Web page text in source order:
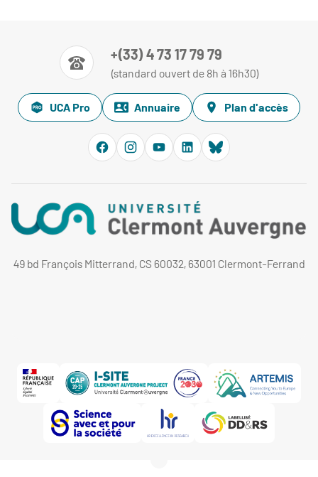
+(33) 4 73 17 79 79
(standard ouvert de 8h à 16h30)
UCA Pro Annuaire Plan d'accès
49 bd François Mitterrand, CS 60032, 63001 Clermont-Ferrand